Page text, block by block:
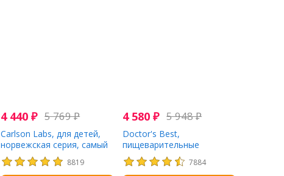
4 440 ₽ 5 769₽
Carlson Labs, для детей,
норвежская серия, самый
лучший рыбий жир,
натуральный
8819
4 580 ₽ 5 948₽
Doctor's Best,
пищеварительные
ферменты, 90
вегетарианских капсул
7884